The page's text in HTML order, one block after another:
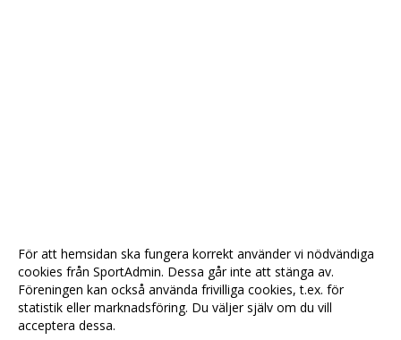
För att hemsidan ska fungera korrekt använder vi nödvändiga
cookies från SportAdmin. Dessa går inte att stänga av.
Föreningen kan också använda frivilliga cookies, t.ex. för
statistik eller marknadsföring. Du väljer själv om du vill
acceptera dessa.